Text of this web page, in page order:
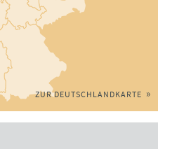
ZUR DEUTSCHLANDKARTE